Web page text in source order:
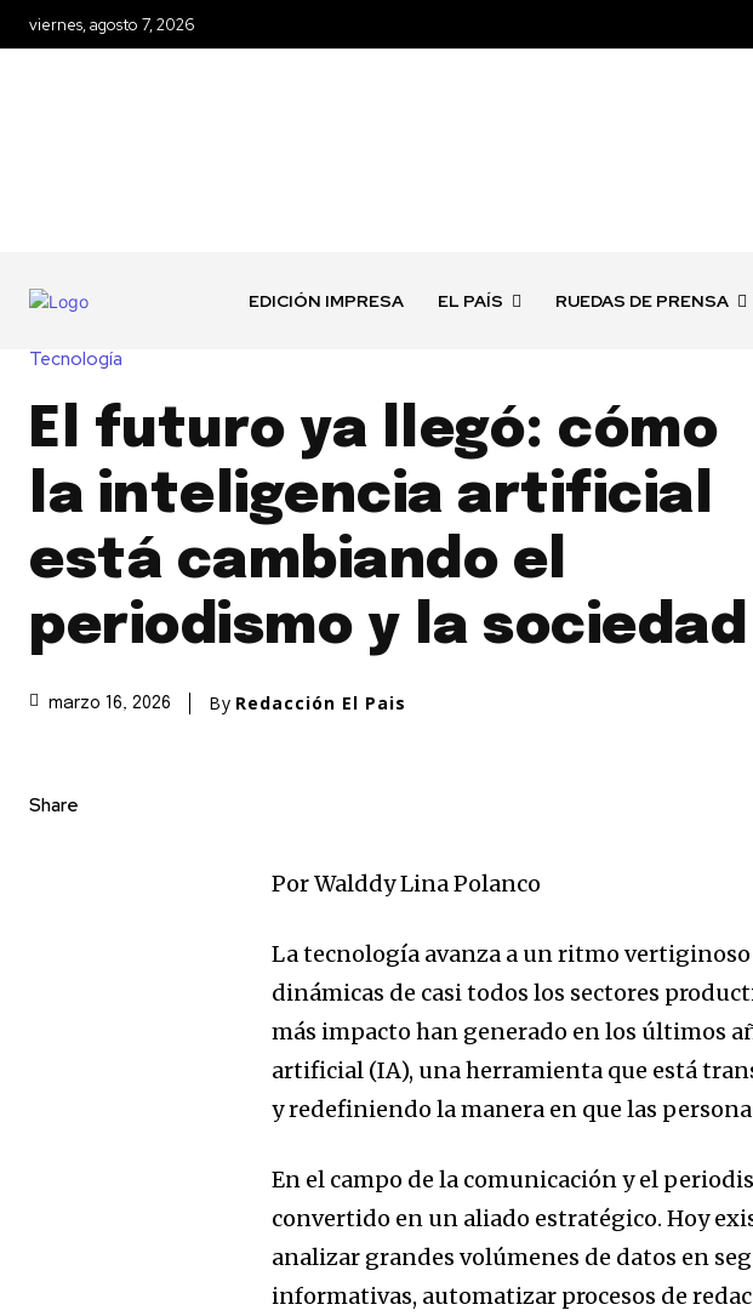
viernes, agosto 7, 2026
EDICIÓN IMPRESA EL PAÍS RUEDAS DE PRENSA
Tecnología
El futuro ya llegó: cómo
la inteligencia artificial
está cambiando el
periodismo y la sociedad
marzo 16, 2026 By Redacción El Pais
Share
Por Walddy Lina Polanco
La tecnología avanza a un ritmo vertiginoso
dinámicas de casi todos los sectores
más impacto han generado en los últimos
artificial (IA), una herramienta que está
y redefiniendo la manera en que las
En el campo de la comunicación y el
convertido en un aliado estratégico. Hoy
analizar grandes volúmenes de datos en
informativas, automatizar procesos de